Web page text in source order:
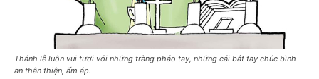
Thánh lễ luôn vui tươi với những tràng pháo tay, những cái bắt tay chúc bình
an thân thiện, ấm áp.